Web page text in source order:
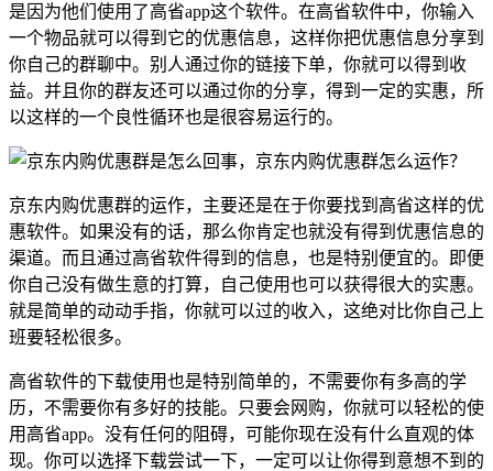
是因为他们使用了高省app这个软件。在高省软件中，你输入
一个物品就可以得到它的优惠信息，这样你把优惠信息分享到
你自己的群聊中。别人通过你的链接下单，你就可以得到收
益。并且你的群友还可以通过你的分享，得到一定的实惠，所
以这样的一个良性循环也是很容易运行的。
京东内购优惠群的运作，主要还是在于你要找到高省这样的优
惠软件。如果没有的话，那么你肯定也就没有得到优惠信息的
渠道。而且通过高省软件得到的信息，也是特别便宜的。即便
你自己没有做生意的打算，自己使用也可以获得很大的实惠。
就是简单的动动手指，你就可以过的收入，这绝对比你自己上
班要轻松很多。
高省软件的下载使用也是特别简单的，不需要你有多高的学
历，不需要你有多好的技能。只要会网购，你就可以轻松的使
用高省app。没有任何的阻碍，可能你现在没有什么直观的体
现。你可以选择下载尝试一下，一定可以让你得到意想不到的